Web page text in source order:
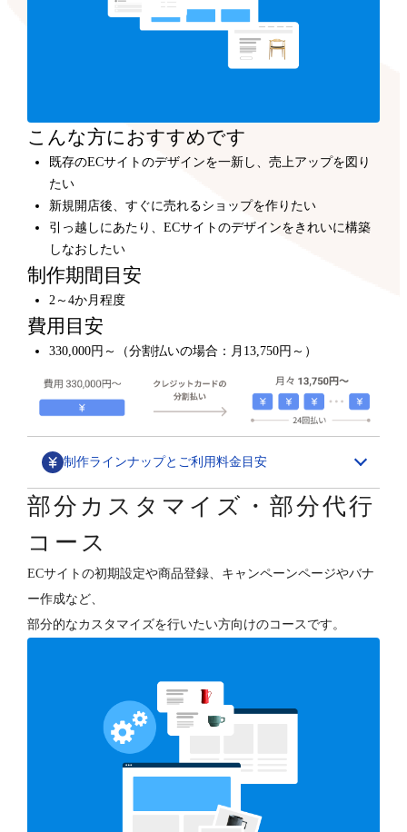
こんな方におすすめです
既存のECサイトのデザインを一新し、売上アップを図り
たい
新規開店後、すぐに売れるショップを作りたい
引っ越しにあたり、ECサイトのデザインをきれいに構築
しなおしたい
制作期間目安
2～4か月程度
費用目安
330,000円～（分割払いの場合：月13,750円～）
制作ラインナップとご利用料金目安
デザインカスタマイズ
1,580,000円～
ECサイトの“勝ちパターン”を網羅したデザイン構築と、
各種支援（分析・集客・CRM・更新）を行います。
デザインフルカスタマイズ
800,000円～
オーナーさまのご要望に合わせて、ショップデザインを
フルカスタマイズします。
部分カスタマイズ・部分代行
コース
ECサイトの初期設定や商品登録、キャンペーンページやバナ
ー作成など、
部分的なカスタマイズを行いたい方向けのコースです。